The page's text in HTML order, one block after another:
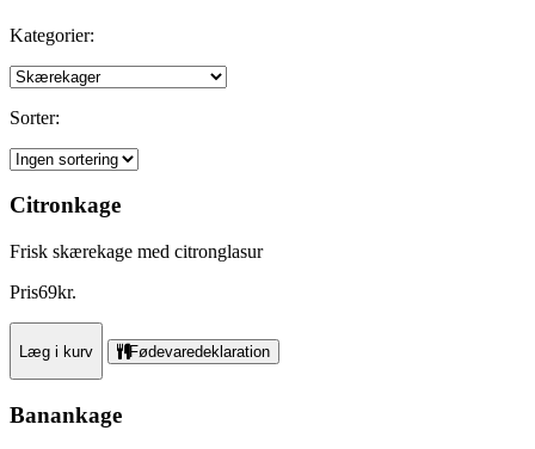
Kategorier:
Sorter:
Citronkage
Frisk skærekage med citronglasur
Pris69kr.
Læg i kurv Fødevaredeklaration
Banankage